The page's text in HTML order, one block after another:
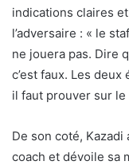
indications claires
l’adversaire : « le
ne jouera pas. Dire
c’est faux. Les
il faut prouver sur le
De son coté,
coach et dévoile sa